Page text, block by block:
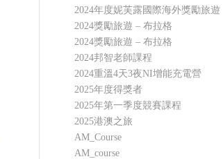
2024年度妮芙露國際海外獎勵旅遊
2024獎勵旅遊 – 布拉格
2024獎勵旅遊 – 布拉格
2024邦智老師課程
2024重溫4天3夜NI增能充電營
2025年度得獎者
2025年第一季度競賽課程
2025港澳之旅
AM_Course
AM_course